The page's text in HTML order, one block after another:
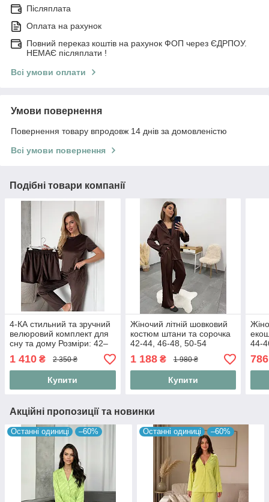
Післяплата
Оплата на рахунок
Повний переказ коштів на рахунок ФОП через ЄДРПОУ.
НЕМАЄ післяплати !
Всі умови оплати
Умови повернення
Повернення товару впродовж 14 днів за домовленістю
Всі умови повернення
Подібні товари компанії
4-КА стильний та зручний
велюровий комплект для
сну та дому Розміри: 42–
44, 46–48, 50–52
1 410 ₴ 2 350 ₴
Купити
Жіночий літній шовковий
костюм штани та сорочка
42-44, 46-48, 50-54
1 188₴ 1 980 ₴
Купити
44-
Акційні пропозиції та новинки
Останні одиниці –60% Останні одиниці –60%